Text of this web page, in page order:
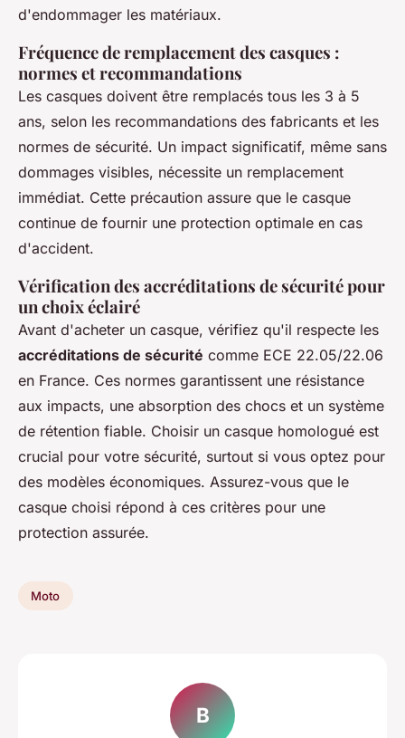
d'endommager les matériaux.
Fréquence de remplacement des casques :
normes et recommandations
Les casques doivent être remplacés tous les 3 à 5
ans, selon les recommandations des fabricants et les
normes de sécurité. Un impact significatif, même sans
dommages visibles, nécessite un remplacement
immédiat. Cette précaution assure que le casque
continue de fournir une protection optimale en cas
d'accident.
Vérification des accréditations de sécurité pour
un choix éclairé
Avant d'acheter un casque, vérifiez qu'il respecte les
accréditations de sécurité comme ECE 22.05/22.06
en France. Ces normes garantissent une résistance
aux impacts, une absorption des chocs et un système
de rétention fiable. Choisir un casque homologué est
crucial pour votre sécurité, surtout si vous optez pour
des modèles économiques. Assurez-vous que le
casque choisi répond à ces critères pour une
protection assurée.
Moto
B